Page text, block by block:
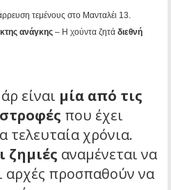
τεμένους στο Μανταλέι 13.
ανάγκης – Η χούντα ζητά διεθνή
είναι μία από τις
που έχει
τελευταία χρόνια.
ζημιές αναμένεται να
αρχές προσπαθούν να